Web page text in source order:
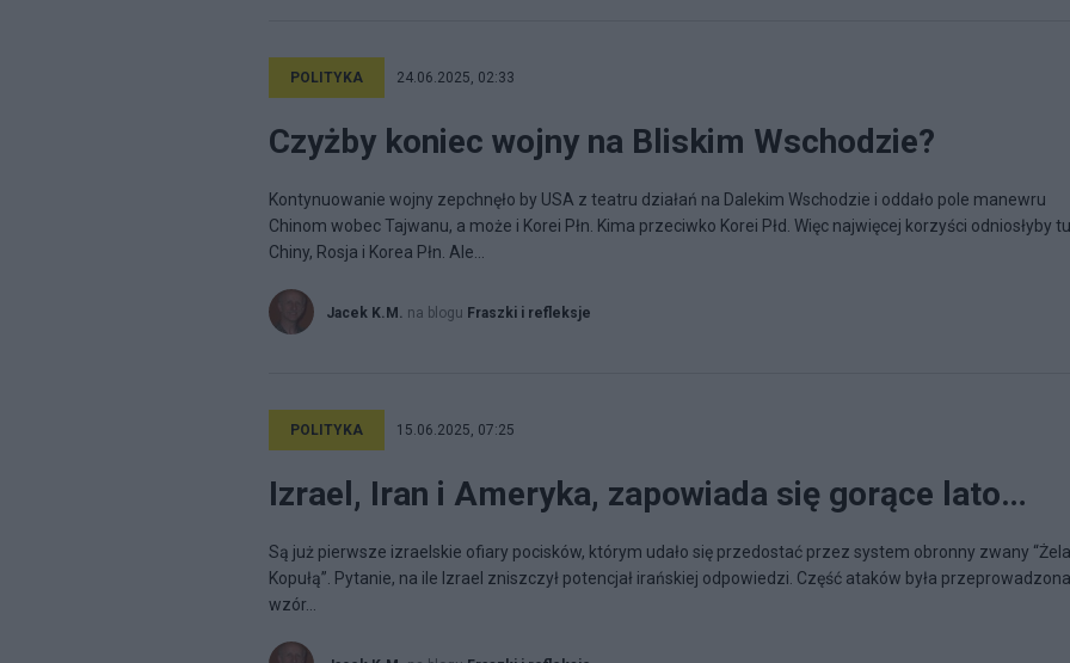
POLITYKA 24.06.2025, 02:33
Czyżby koniec wojny na Bliskim Wschodzie?
Kontynuowanie wojny zepchnęło by USA z teatru działań na Dalekim Wschodzie i oddało pole manewru
Chinom wobec Tajwanu, a może i Korei Płn. Kima przeciwko Korei Płd. Więc najwięcej korzyści odniosłyby tu
Chiny, Rosja i Korea Płn. Ale...
Jacek K.M. na blogu Fraszki i refleksje
POLITYKA 15.06.2025, 07:25
Izrael, Iran i Ameryka, zapowiada się gorące lato…
Są już pierwsze izraelskie ofiary pocisków, którym udało się przedostać przez system obronny zwany
Kopułą”. Pytanie, na ile Izrael zniszczył potencjał irańskiej odpowiedzi. Część ataków była
wzór...